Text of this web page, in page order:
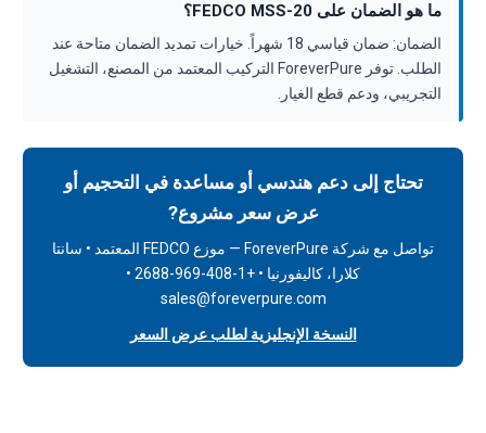
ما هو الضمان على FEDCO MSS-20؟
الضمان: ضمان قياسي 18 شهراً. خيارات تمديد الضمان متاحة عند
الطلب. توفر ForeverPure التركيب المعتمد من المصنع، التشغيل
التجريبي، ودعم قطع الغيار.
تحتاج إلى دعم هندسي أو مساعدة في التحجيم أو
عرض سعر مشروع?
تواصل مع شركة ForeverPure — موزع FEDCO المعتمد • سانتا
كلارا، كاليفورنيا • +1-408-969-2688 •
sales@foreverpure.com
النسخة الإنجليزية لطلب عرض السعر